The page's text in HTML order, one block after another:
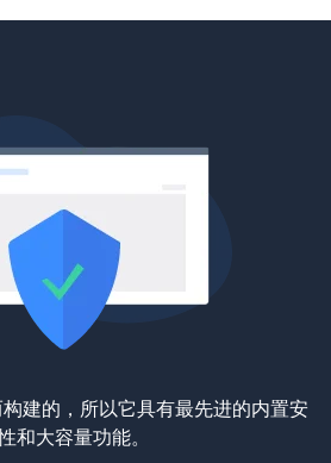
建的，所以它具有最先进的内置安
和大容量功能。